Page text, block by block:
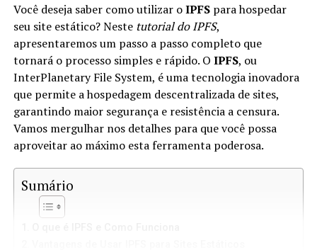
Você deseja saber como utilizar oIPFSpara hospedar
seu site estático? Neste tutorial do IPFS,
apresentaremos um passo a passo completo que
tornará o processo simples e rápido. O IPFS, ou
InterPlanetary File System, é uma tecnologia inovadora
que permite a hospedagem descentralizada de sites,
garantindo maior segurança e resistência a censura.
Vamos mergulhar nos detalhes para que você possa
aproveitar ao máximo esta ferramenta poderosa.
Sumário